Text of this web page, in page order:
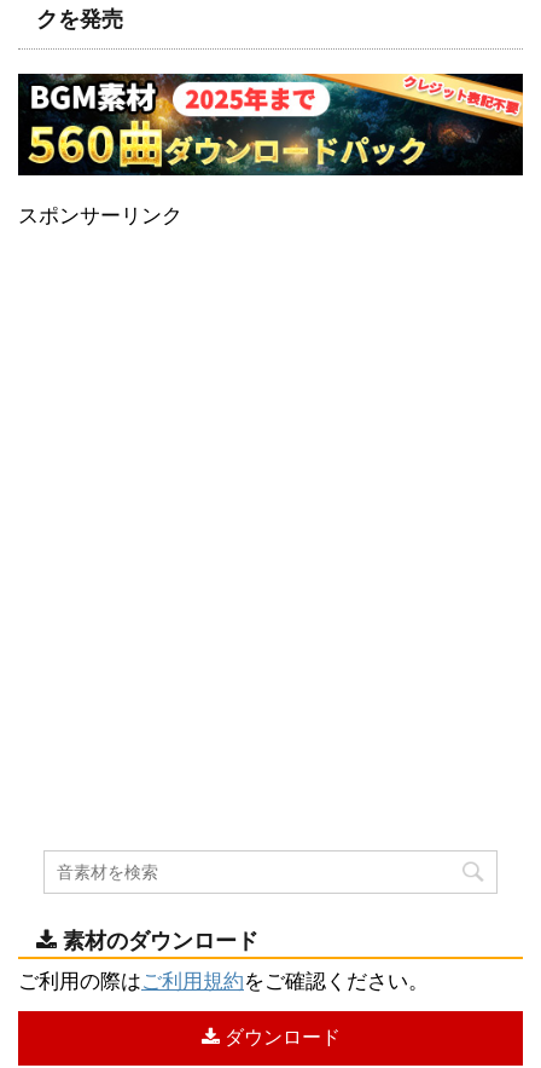
クを発売
スポンサーリンク
素材のダウンロード
ご利用の際はご利用規約をご確認ください。
ダウンロード